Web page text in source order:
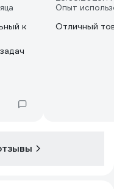
к
Опыт
Отличный